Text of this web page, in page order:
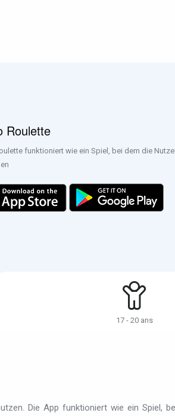
Roulette
funktioniert wie ein Spiel, bei dem die
17 - 20 ans
Die App funktioniert wie ein Spiel,